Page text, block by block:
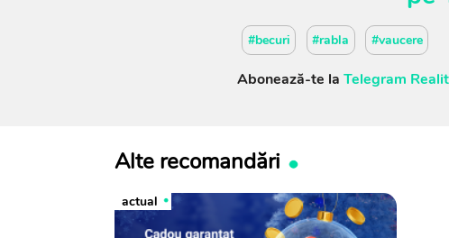
#becuri #rabla #vaucere
Abonează-te la Telegram
Alte recomandări
actual